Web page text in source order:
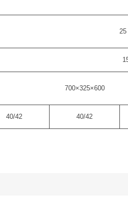
700×325×600
40/42 40/42